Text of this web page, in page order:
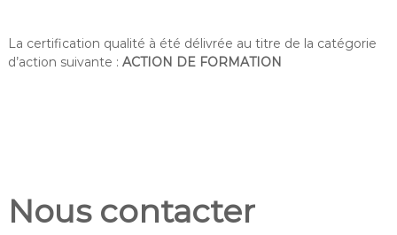
La certification qualité à été délivrée au titre de la catégorie
d’action suivante : ACTION DE FORMATION
Nous contacter